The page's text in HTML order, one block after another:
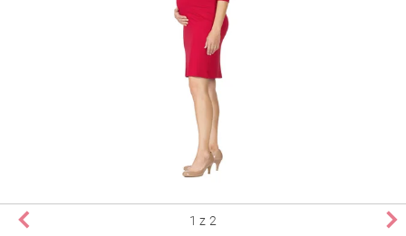
1 z 2